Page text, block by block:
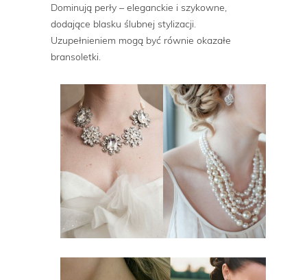
Dominują perły – eleganckie i szykowne,
dodające blasku ślubnej stylizacji.
Uzupełnieniem mogą być równie okazałe
bransoletki.